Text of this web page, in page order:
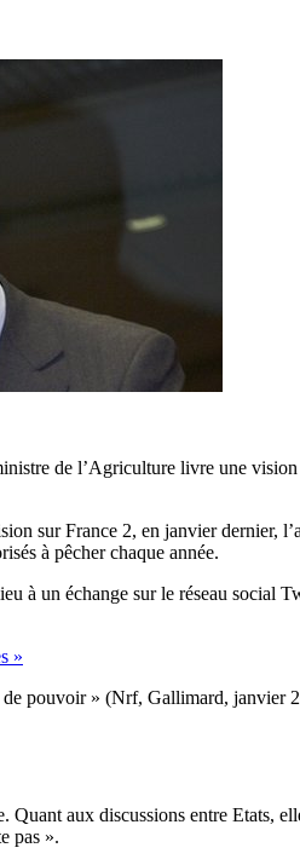
de l’Agriculture livre une
sur France 2, en janvier
à pêcher chaque année.
à un échange sur le réseau
»
pouvoir » (Nrf, Gallimard, janvier
aux discussions entre Etats,
pas ».